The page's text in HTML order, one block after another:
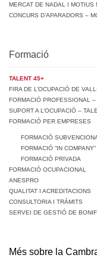
MERCAT DE NADAL I MOTIUS
CONCURS D’APARADORS –
Formació
TALENT 45+
FIRA DE L’OCUPACIÓ DE
FORMACIÓ PROFESSIONAL –
SUPORT A L’OCUPACIÓ –
FORMACIÓ PER EMPRESES
FORMACIÓ
FORMACIÓ “IN COMPANY”
FORMACIÓ PRIVADA
FORMACIÓ OCUPACIONAL
ANESPRO
QUALITAT I ACREDITACIONS
CONSULTORIA I TRÀMITS
SERVEI DE GESTIÓ DE
Més sobre la